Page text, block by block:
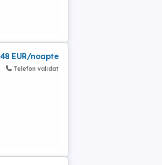
48 EUR/noapte
Telefon validat